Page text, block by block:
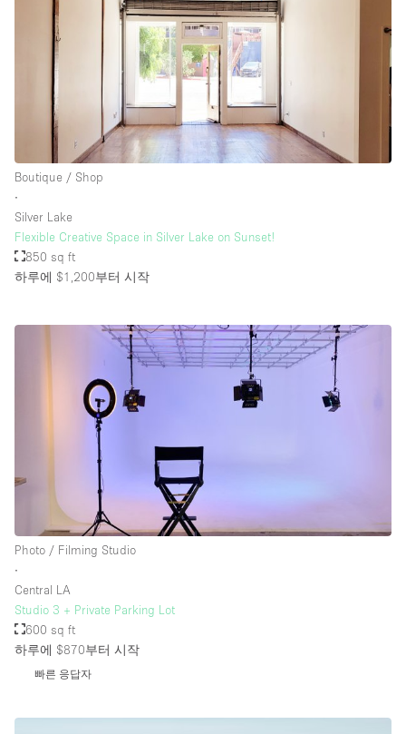
Boutique / Shop
∙
Silver Lake
Flexible Creative Space in Silver Lake on Sunset!
850 sq ft
하루에 $1,200부터 시작
Photo / Filming Studio
∙
Central LA
Studio 3 + Private Parking Lot
600 sq ft
하루에 $870부터 시작
빠른 응답자